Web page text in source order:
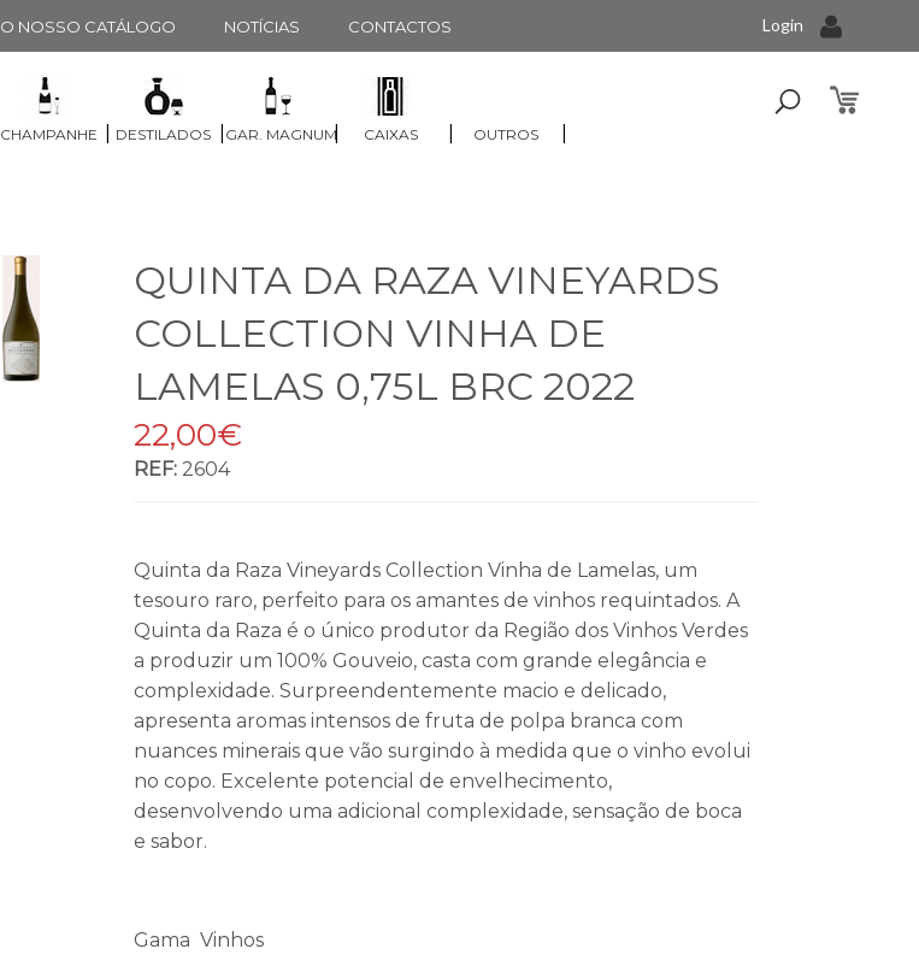
O NOSSO CATÁLOGO NOTÍCIAS CONTACTOS Login
CHAMPANHE DESTILADOS GAR. MAGNUM
| CAIXAS OUTROS
QUINTA DA RAZA VINEYARDS
COLLECTION VINHA DE
LAMELAS 0,75L BRC 2022
22,00€
REF: 2604
Quinta da Raza Vineyards Collection Vinha de Lamelas, um
tesouro raro, perfeito para os amantes de vinhos requintados. A
Quinta da Raza é o único produtor da Região dos Vinhos Verdes
a produzir um 100% Gouveio, casta com grande elegância e
complexidade. Surpreendentemente macio e delicado,
apresenta aromas intensos de fruta de polpa branca com
nuances minerais que vão surgindo à medida que o vinho evolui
no copo. Excelente potencial de envelhecimento,
desenvolvendo uma adicional complexidade, sensação de boca
e sabor.
Gama Vinhos